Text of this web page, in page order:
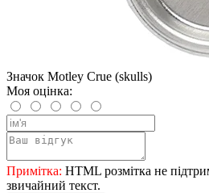
Значок Motley Crue (skulls)
Моя оцінка:
Примітка: HTML розмітка не
звичайний текст.